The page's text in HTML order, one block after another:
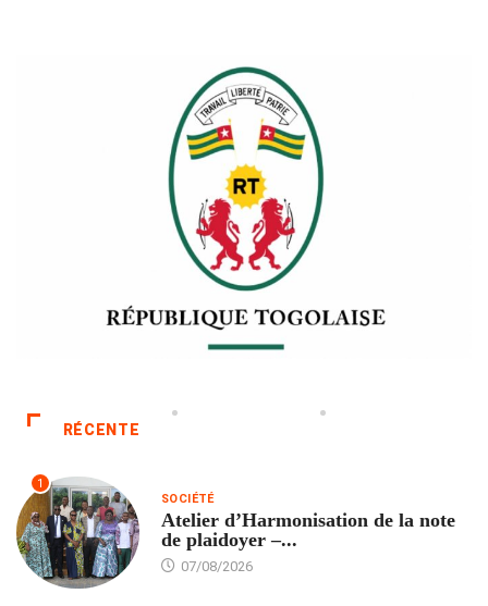
RÉCENTE
1
SOCIÉTÉ
Atelier d’Harmonisation de la note
de plaidoyer –...
07/08/2026